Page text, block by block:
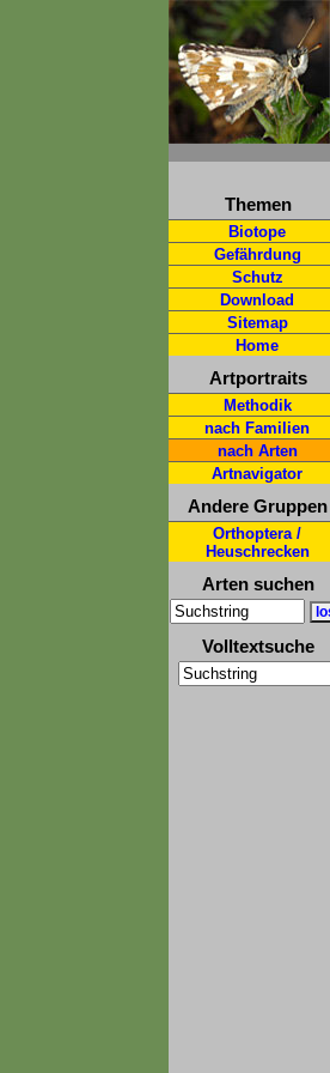
Themen
Biotope
Gefährdung
Schutz
Download
Sitemap
Home
Artportraits
Methodik
nach Familien
nach Arten
Artnavigator
Andere Gruppen
Orthoptera /
Heuschrecken
Arten suchen
Volltextsuche